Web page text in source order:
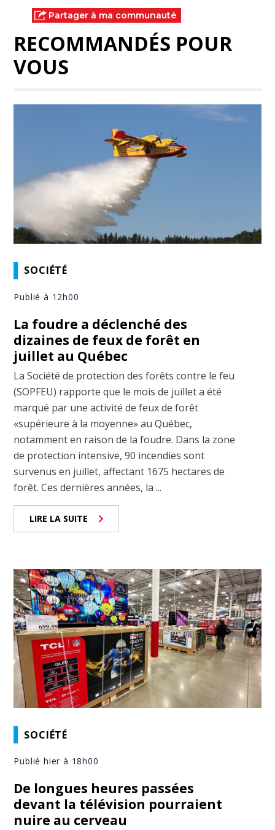
Partager à ma communauté
RECOMMANDÉS POUR
VOUS
SOCIÉTÉ
Publié à 12h00
La foudre a déclenché des
dizaines de feux de forêt en
juillet au Québec
La Société de protection des forêts contre le feu
(SOPFEU) rapporte que le mois de juillet a été
marqué par une activité de feux de forêt
«supérieure à la moyenne» au Québec,
notamment en raison de la foudre. Dans la zone
de protection intensive, 90 incendies sont
survenus en juillet, affectant 1675 hectares de
forêt. Ces dernières années, la ...
LIRE LA SUITE
SOCIÉTÉ
Publié hier à 18h00
De longues heures passées
devant la télévision pourraient
nuire au cerveau